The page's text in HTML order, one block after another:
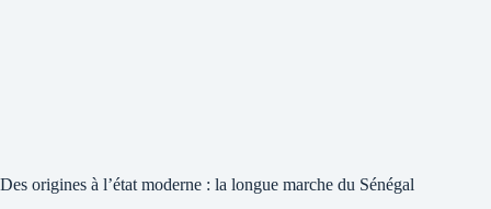
Des origines à l’état moderne : la longue marche du Sénégal